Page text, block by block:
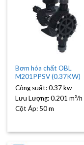
Bơm hóa chất OBL
M201PPSV (0.37KW)
Công suất:0.37 kw
Lưu Lượng:0.201 m³/h
Cột Áp: 50 m